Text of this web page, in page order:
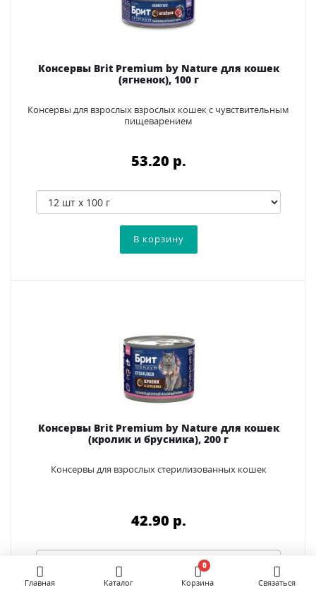
Консервы Brit Premium by Nature для кошек
(ягненок), 100 г
Консервы для взрослых взрослых кошек с чувствительным
пищеварением
53.20 p.
Консервы Brit Premium by Nature для кошек
(кролик и брусника), 200 г
Консервы для взрослых стерилизованных кошек
42.90 p.
Главная Каталог Корзина
0
Связаться